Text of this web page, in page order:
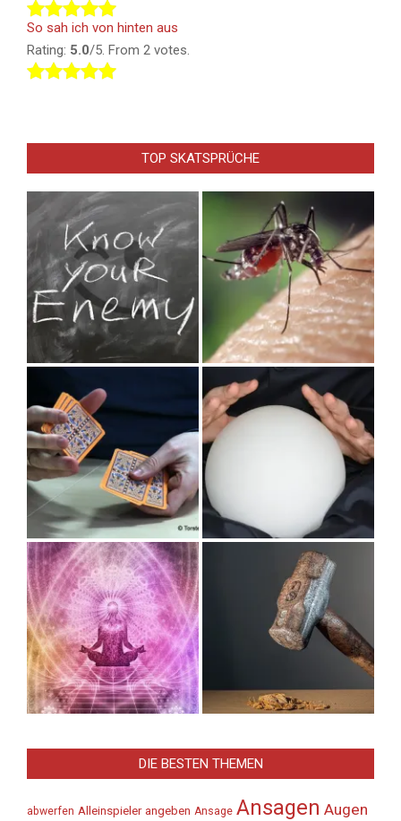
So sah ich von hinten aus
Rating: 5.0/5. From 2 votes.
TOP SKATSPRÜCHE
DIE BESTEN THEMEN
abwerfen Alleinspieler angeben Ansage Ansagen Augen